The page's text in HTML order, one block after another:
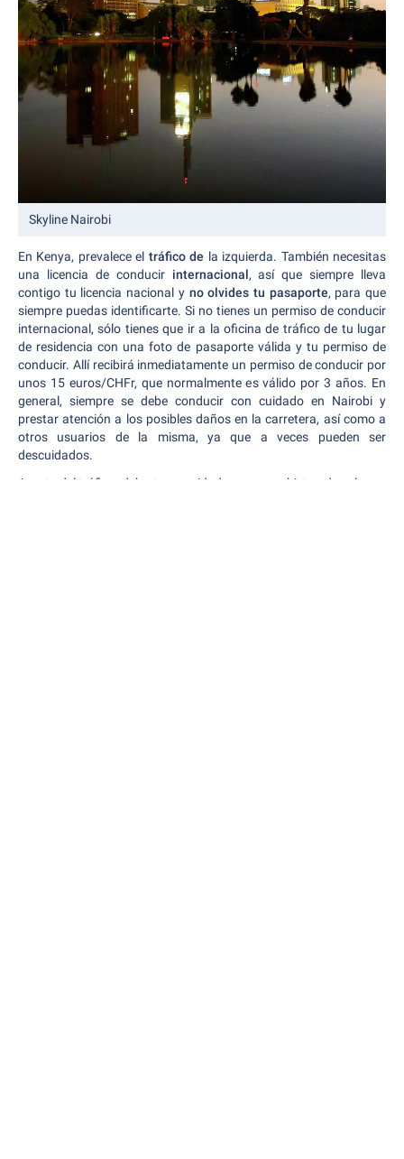
Skyline Nairobi
En Kenya, prevalece el tráfico de la izquierda. También necesitas
una licencia de conducir internacional, así que siempre lleva
contigo tu licencia nacional y no olvides tu pasaporte, para que
siempre puedas identificarte. Si no tienes un permiso de conducir
internacional, sólo tienes que ir a la oficina de tráfico de tu lugar
de residencia con una foto de pasaporte válida y tu permiso de
conducir. Allí recibirá inmediatamente un permiso de conducir por
unos 15 euros/CHFr, que normalmente es válido por 3 años. En
general, siempre se debe conducir con cuidado en Nairobi y
prestar atención a los posibles daños en la carretera, así como a
otros usuarios de la misma, ya que a veces pueden ser
descuidados.
Aparte del tráfico, debe tener cuidado con sus objetos de valor en